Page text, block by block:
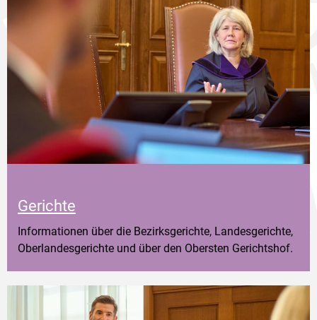
Gerichte
Informationen über die Bezirksgerichte, Landesgerichte,
Oberlandesgerichte und über den Obersten Gerichtshof.